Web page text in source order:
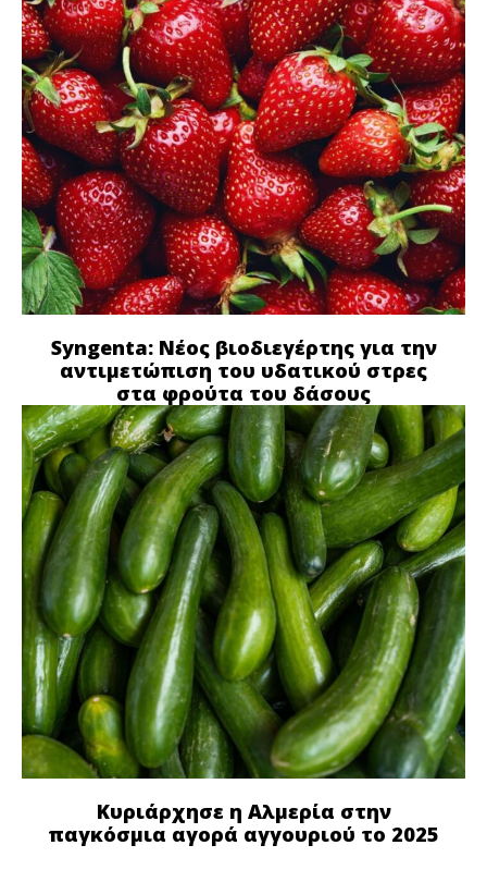
Syngenta: Νέος βιοδιεγέρτης για την
αντιμετώπιση του υδατικού στρες
στα φρούτα του δάσους
Κυριάρχησε η Αλμερία στην
παγκόσμια αγορά αγγουριού το 2025